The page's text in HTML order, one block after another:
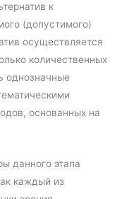
к
(допустимого)
осуществляется
количественных
однозначные
основанных на
данного этапа
каждый из